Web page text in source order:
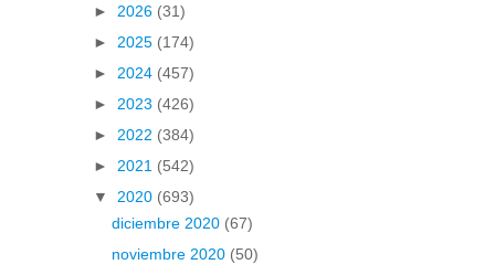
► 2026 (31)
► 2025 (174)
► 2024 (457)
► 2023 (426)
► 2022 (384)
► 2021 (542)
▼ 2020 (693)
diciembre 2020 (67)
noviembre 2020 (50)